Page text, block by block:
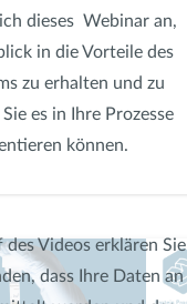
dieses Webinar an,
in die Vorteile des
zu erhalten und zu
es in Ihre Prozesse
können.
Videos erklären Sie
dass Ihre Daten an